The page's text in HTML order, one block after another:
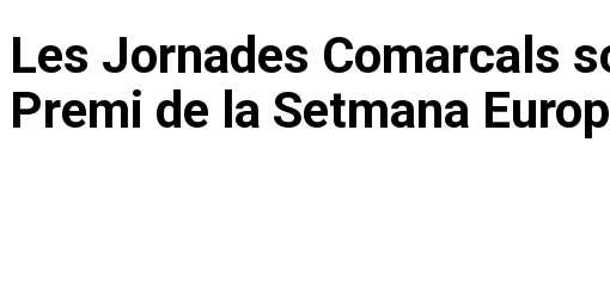
Les Jornades Comarcals
Premi de la Setmana